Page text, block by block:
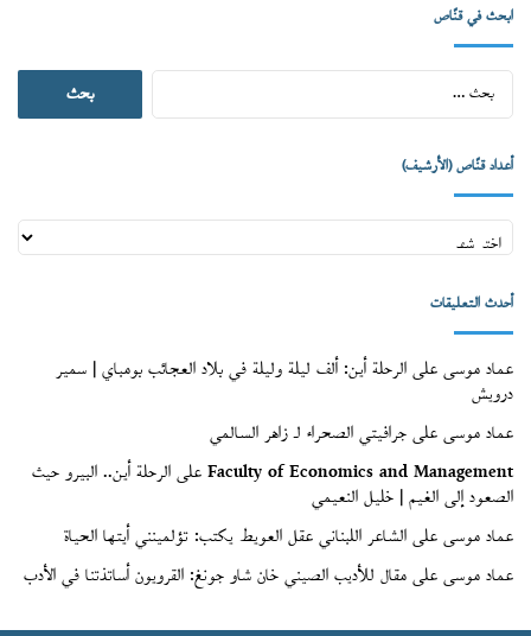
ابحث في قنّاص
البحث
عن:
أعداد قنّاص (الأرشيف)
أعداد
قنّاص
أحدث التعليقات
عماد موسىعلىالرحلة أين: ألف ليلة وليلة في بلاد العجائب بومباي | سمير
درويش
عماد موسىعلىجرافيتي الصحراء لـ زاهر السالمي
Faculty of Economics and Managementعلىالرحلة أين.. البيرو حيث
الصعود إلى الغيم | خليل النعيمي
عماد موسىعلىالشاعر اللبناني عقل العويط يكتب: تؤلمينني أيتها الحياة
عماد موسىعلىمقال للأديب الصيني خان شاو جونغ: القرويون أساتذتنا في الأدب